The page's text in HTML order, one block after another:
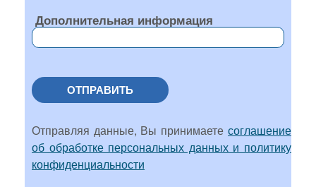
Дополнительная информация
ОТПРАВИТЬ
Отправляя данные, Вы принимаете соглашение
об обработке персональных данных и политику
конфиденциальности